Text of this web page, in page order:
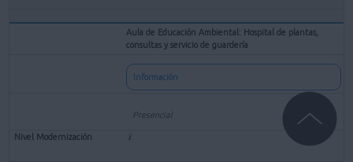
Aula de Educación Ambiental: Hospital de plantas,
consultas y servicio de guardería
Información
Presencial